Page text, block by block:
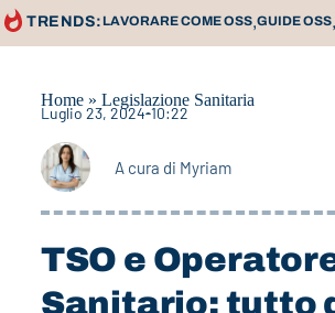
TRENDS: LAVORARE COME OSS,GUIDE OSS,
Home» Legislazione Sanitaria
Luglio 23, 2024 10:22
A cura di Myriam
TSO e
Sanitario: tutto